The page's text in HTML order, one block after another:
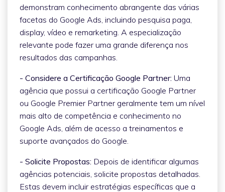
demonstram conhecimento abrangente das várias
facetas do Google Ads, incluindo pesquisa paga,
display, vídeo e remarketing. A especialização
relevante pode fazer uma grande diferença nos
resultados das campanhas.
- Considere a Certificação Google Partner: Uma
agência que possui a certificação Google Partner
ou Google Premier Partner geralmente tem um nível
mais alto de competência e conhecimento no
Google Ads, além de acesso a treinamentos e
suporte avançados do Google.
- Solicite Propostas: Depois de identificar algumas
agências potenciais, solicite propostas detalhadas.
Estas devem incluir estratégias específicas que a